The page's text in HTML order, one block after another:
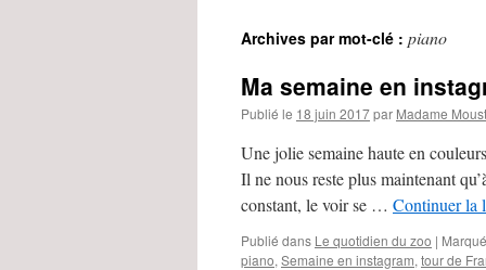
contenu
Archives par mot-clé : piano
Ma semaine en
Publié le 18 juin 2017par Madame
Une jolie semaine haute en
Il ne nous reste plus maintenant
constant, le voir se … Continuer la
Publié dans Le quotidien du zoo |
piano, Semaine en instagram, tour de